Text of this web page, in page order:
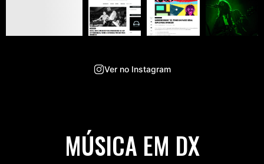
Ver no Instagram
MÚSICA EM DX